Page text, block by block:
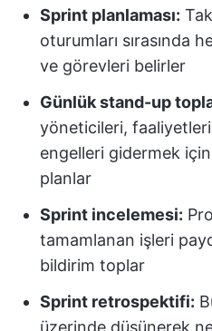
Sprint planlaması:
oturumları sırasında
ve görevleri belirler
Günlük stand-up
yöneticileri,
engelleri gidermek
planlar
Sprint incelemesi:
tamamlanan işleri
bildirim toplar
Sprint retrospektifi:
üzerinde düşünerek